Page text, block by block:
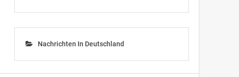
Nachrichten In Deutschland